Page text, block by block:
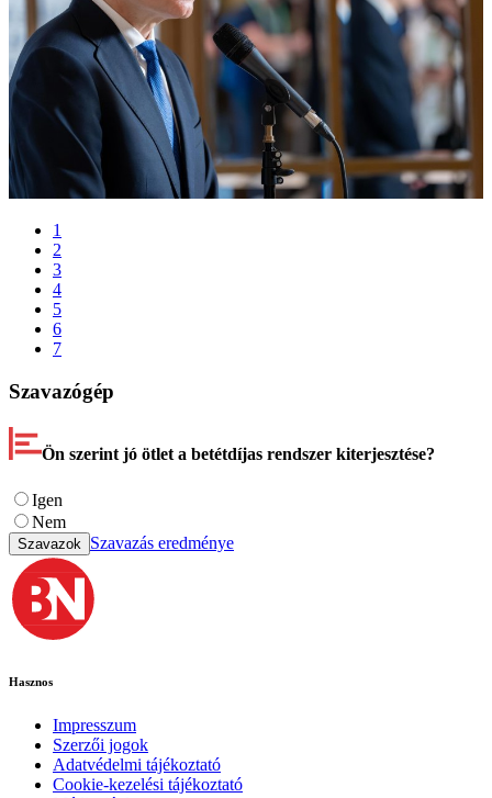
1
2
3
4
5
6
7
Szavazógép
Ön szerint jó ötlet a betétdíjas rendszer kiterjesztése?
Igen
Nem
Szavazok Szavazás eredménye
Hasznos
Impresszum
Szerzői jogok
Adatvédelmi tájékoztató
Cookie-kezelési tájékoztató